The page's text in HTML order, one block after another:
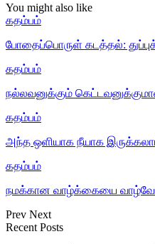
You might also like
கதம்பம்
போதைப்பொருள் கடத்தல்:
கதம்பம்
நல்லவனுக்கும்
கதம்பம்
அந்த ஒளியாக நீயாக
கதம்பம்
நமக்கான வாழ்க்கையை
Prev Next
Recent Posts